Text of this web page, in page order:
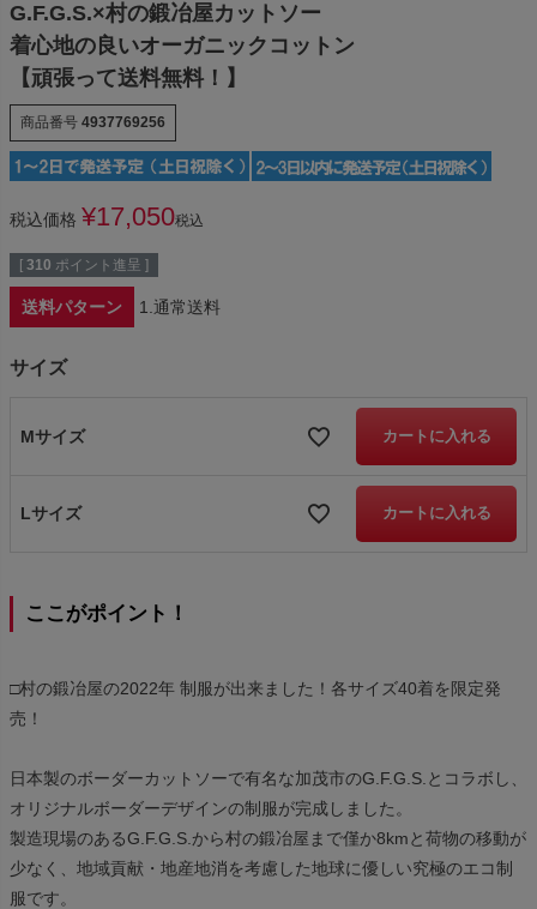
G.F.G.S.×村の鍛冶屋カットソー
着心地の良いオーガニックコットン
【頑張って送料無料！】
商品番号 4937769256
税込価格 ¥17,050税込
[ 310 ポイント進呈 ]
送料パターン 1.通常送料
サイズ
Mサイズ カートに入れる
Lサイズ カートに入れる
ここがポイント！
□村の鍛冶屋の2022年 制服が出来ました！各サイズ40着を限定発
売！
日本製のボーダーカットソーで有名な加茂市のG.F.G.S.とコラボし、
オリジナルボーダーデザインの制服が完成しました。
製造現場のあるG.F.G.S.から村の鍛冶屋まで僅か8kmと荷物の移動が
少なく、地域貢献・地産地消を考慮した地球に優しい究極のエコ制
服です。